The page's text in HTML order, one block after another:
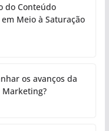
do Conteúdo
Meio à Saturação
os avanços da